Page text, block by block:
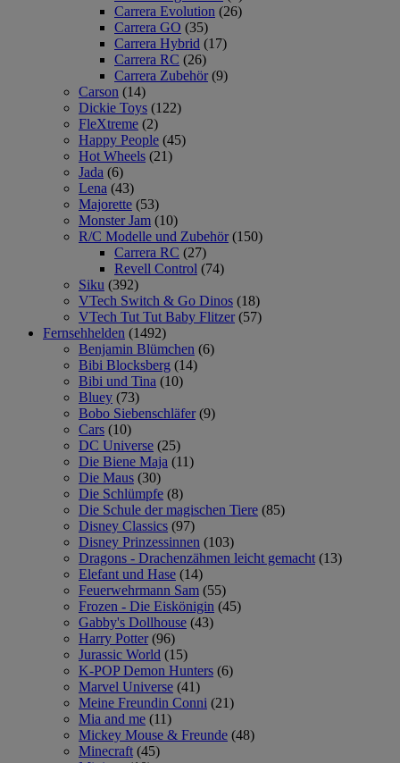
Carrera Evolution (26)
Carrera GO (35)
Carrera Hybrid (17)
Carrera RC (26)
Carrera Zubehör (9)
Carson (14)
Dickie Toys (122)
FleXtreme (2)
Happy People (45)
Hot Wheels (21)
Jada (6)
Lena (43)
Majorette (53)
Monster Jam (10)
R/C Modelle und Zubehör (150)
Carrera RC (27)
Revell Control (74)
Siku (392)
VTech Switch & Go Dinos (18)
VTech Tut Tut Baby Flitzer (57)
Fernsehhelden (1492)
Benjamin Blümchen (6)
Bibi Blocksberg (14)
Bibi und Tina (10)
Bluey (73)
Bobo Siebenschläfer (9)
Cars (10)
DC Universe (25)
Die Biene Maja (11)
Die Maus (30)
Die Schlümpfe (8)
Die Schule der magischen Tiere (85)
Disney Classics (97)
Disney Prinzessinnen (103)
Dragons - Drachenzähmen leicht gemacht (13)
Elefant und Hase (14)
Feuerwehrmann Sam (55)
Frozen - Die Eiskönigin (45)
Gabby's Dollhouse (43)
Harry Potter (96)
Jurassic World (15)
K-POP Demon Hunters (6)
Marvel Universe (41)
Meine Freundin Conni (21)
Mia and me (11)
Mickey Mouse & Freunde (48)
Minecraft (45)